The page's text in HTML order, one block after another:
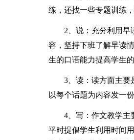
练，还找一些专题训练
2、说：充分利用早读
容，坚持下班了解早读
生的口语能力提高学生
3、读：读方面主要是
以每个话题为内容发一
4、写：作文教学主要
平时提倡学生利用时间